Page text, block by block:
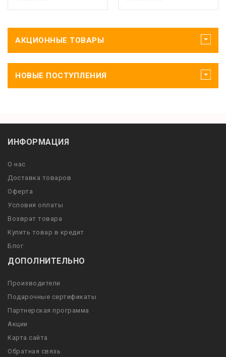
АКЦИОННЫЕ ТОВАРЫ
НОВЫЕ ПОСТУПЛЕНИЯ
ИНФОРМАЦИЯ
О нас
Доставка товаров
Оферта
Условия оплаты
Возврат товара
Купить товар в кредит
Блог
ДОПОЛНИТЕЛЬНО
Производители
Подарочные сертификаты
Партнерская программа
Акции
Карта сайта
Обратная связь